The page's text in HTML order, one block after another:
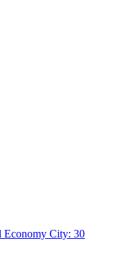
Economy City: 30